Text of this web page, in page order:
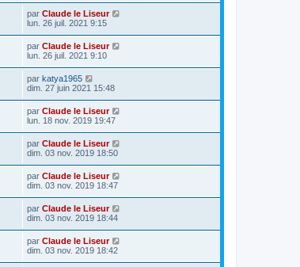
par Claude le Liseur
lun. 26 juil. 2021 9:15
par Claude le Liseur
lun. 26 juil. 2021 9:10
par katya1965
dim. 27 juin 2021 15:48
par Claude le Liseur
lun. 18 nov. 2019 19:47
par Claude le Liseur
dim. 03 nov. 2019 18:50
par Claude le Liseur
dim. 03 nov. 2019 18:47
par Claude le Liseur
dim. 03 nov. 2019 18:44
par Claude le Liseur
dim. 03 nov. 2019 18:42